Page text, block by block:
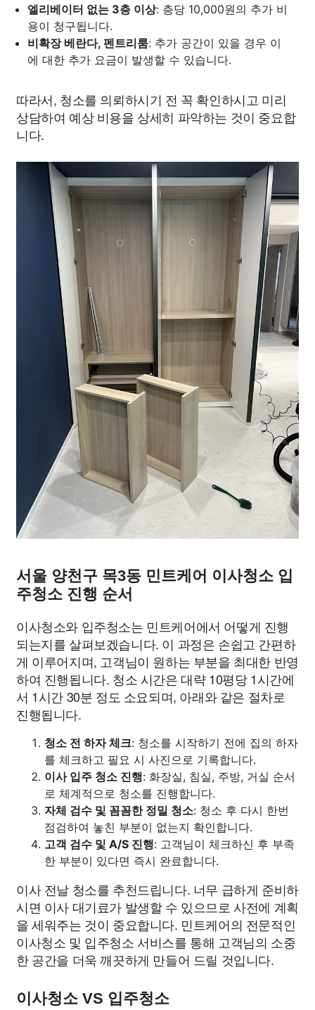
엘리베이터 없는 3층 이상: 층당 10,000원의 추가 비
용이 청구됩니다.
비확장 베란다, 펜트리룸: 추가 공간이 있을 경우 이
에 대한 추가 요금이 발생할 수 있습니다.
따라서, 청소를 의뢰하시기 전 꼭 확인하시고 미리
상담하여 예상 비용을 상세히 파악하는 것이 중요합
니다.
서울 양천구 목3동 민트케어 이사청소 입
주청소 진행 순서
이사청소와 입주청소는 민트케어에서 어떻게 진행
되는지를 살펴보겠습니다. 이 과정은 손쉽고 간편하
게 이루어지며, 고객님이 원하는 부분을 최대한 반영
하여 진행됩니다. 청소 시간은 대략 10평당 1시간에
서 1시간 30분 정도 소요되며, 아래와 같은 절차로
진행됩니다.
청소 전 하자 체크: 청소를 시작하기 전에 집의 하자
를 체크하고 필요 시 사진으로 기록합니다.
이사 입주 청소 진행: 화장실, 침실, 주방, 거실 순서
로 체계적으로 청소를 진행합니다.
자체 검수 및 꼼꼼한 정밀 청소: 청소 후 다시 한번
점검하여 놓친 부분이 없는지 확인합니다.
고객 검수 및 A/S 진행: 고객님이 체크하신 후 부족
한 부분이 있다면 즉시 완료합니다.
이사 전날 청소를 추천드립니다. 너무 급하게 준비하
시면 이사 대기료가 발생할 수 있으므로 사전에 계획
을 세워주는 것이 중요합니다. 민트케어의 전문적인
이사청소 및 입주청소 서비스를 통해 고객님의 소중
한 공간을 더욱 깨끗하게 만들어 드릴 것입니다.
이사청소 VS 입주청소